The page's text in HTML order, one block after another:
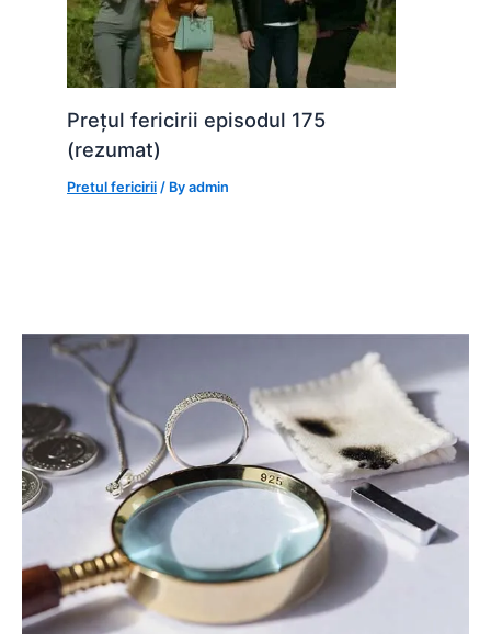
Prețul fericirii episodul 175
(rezumat)
Pretul fericirii / Byadmin